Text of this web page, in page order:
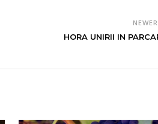
HORA UNIRII IN